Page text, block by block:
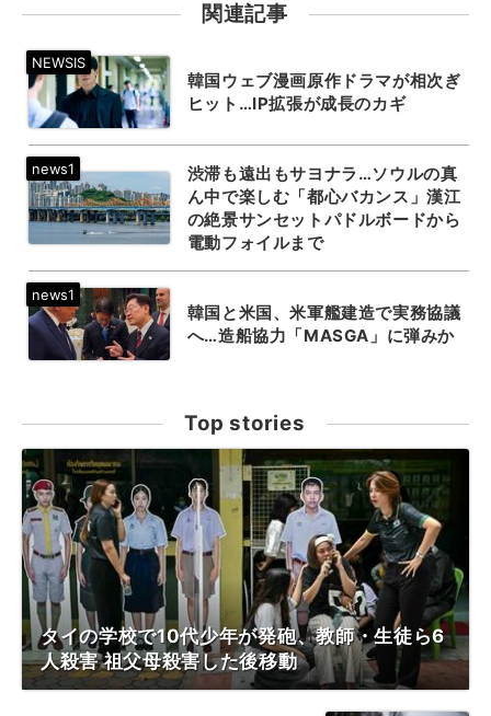
関連記事
韓国ウェブ漫画原作ドラマが相次ぎ
ヒット…IP拡張が成長のカギ
渋滞も遠出もサヨナラ…ソウルの真
ん中で楽しむ「都心バカンス」漢江
の絶景サンセットパドルボードから
電動フォイルまで
韓国と米国、米軍艦建造で実務協議
へ…造船協力「MASGA」に弾みか
Top stories
タイの学校で10代少年が発砲、教師・生徒ら6
人殺害 祖父母殺害した後移動